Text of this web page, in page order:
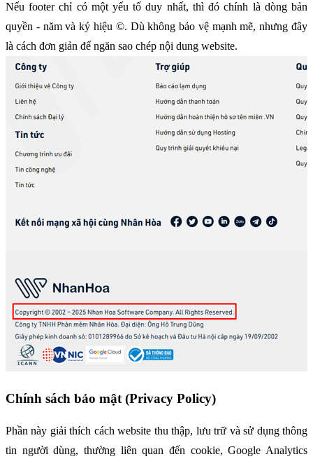
Nếu footer chỉ có một yếu tố duy nhất, thì đó chính là dòng bản
quyền - năm và ký hiệu ©. Dù không bảo vệ mạnh mẽ, nhưng đây
là cách đơn giản để ngăn sao chép nội dung website.
Chính sách bảo mật (Privacy Policy)
Phần này giải thích cách website thu thập, lưu trữ và sử dụng thông
tin người dùng, thường liên quan đến cookie, Google Analytics